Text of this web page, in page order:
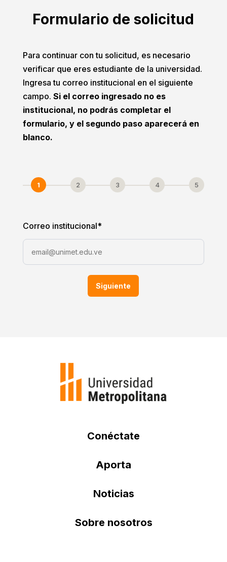
Formulario de solicitud
Para continuar con tu solicitud, es necesario
verificar que eres estudiante de la universidad.
Ingresa tu correo institucional en el siguiente
campo. Si el correo ingresado no es
institucional, no podrás completar el
formulario, y el segundo paso aparecerá en
blanco.
1 2 3 4 5
Correo institucional*
Siguiente
Conéctate
Aporta
Noticias
Sobre nosotros